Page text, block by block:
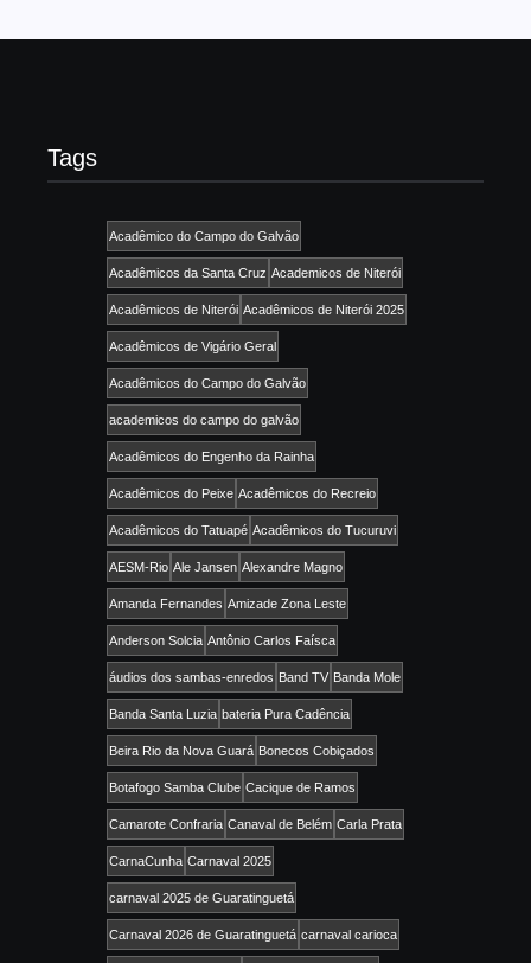
Tags
Acadêmico do Campo do Galvão
Acadêmicos da Santa Cruz Academicos de Niterói
Acadêmicos de Niterói Acadêmicos de Niterói 2025
Acadêmicos de Vigário Geral
Acadêmicos do Campo do Galvão
academicos do campo do galvão
Acadêmicos do Engenho da Rainha
Acadêmicos do Peixe Acadêmicos do Recreio
Acadêmicos do Tatuapé Acadêmicos do Tucuruvi
AESM-Rio Ale Jansen Alexandre Magno
Amanda Fernandes Amizade Zona Leste
Anderson Solcia Antônio Carlos Faísca
áudios dos sambas-enredos Band TV Banda Mole
Banda Santa Luzia bateria Pura Cadência
Beira Rio da Nova Guará Bonecos Cobiçados
Botafogo Samba Clube Cacique de Ramos
Camarote Confraria Canaval de Belém Carla Prata
CarnaCunha Carnaval 2025
carnaval 2025 de Guaratinguetá
Carnaval 2026 de Guaratinguetá carnaval carioca